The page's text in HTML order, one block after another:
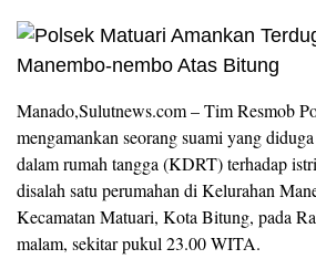
Manado,Sulutnews.com – Tim Resmob
mengamankan seorang suami yang
dalam rumah tangga (KDRT) terhadap
disalah satu perumahan di Kelurahan
Kecamatan Matuari, Kota Bitung, pada
malam, sekitar pukul 23.00 WITA.